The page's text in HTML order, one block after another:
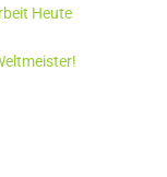
Heute